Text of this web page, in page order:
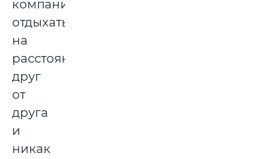
компаниям
отдыхать
на
расстоянии
друг
от
друга
и
никак